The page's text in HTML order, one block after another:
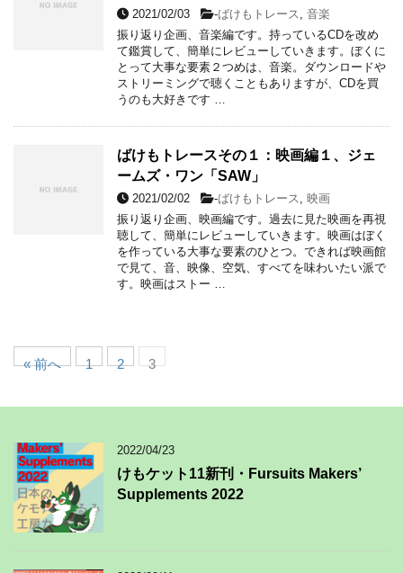
2021/02/03 -ばけもトレース
音楽
振り返り企画、音楽編です。持っているCDを改め
て鑑賞して、簡単にレビューしていきます。ぼくに
とって大事な要素２つめは、音楽。ダウンロードや
ストリーミングで聴くこともありますが、CDを買
うのも大好きです …
ばけもトレースその１：映画編１、ジェ
ームズ・ワン「SAW」
2021/02/02 -ばけもトレース
映画
振り返り企画、映画編です。過去に見た映画を再視
聴して、簡単にレビューしていきます。映画はぼく
を作っている大事な要素のひとつ。できれば映画館
で見て、音、映像、空気、すべてを味わいたい派で
す。映画はストー …
« 前へ 1 2 3
2022/04/23
けもケット11新刊・Fursuits Makers’
Supplements 2022